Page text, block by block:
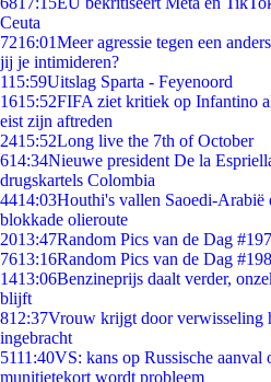
Ceuta
7216:01Meer agressie tegen een
jij je intimideren?
115:59Uitslag Sparta - Feyenoord
1615:52FIFA ziet kritiek op Infantino
eist zijn aftreden
2415:52Long live the 7th of October
614:34Nieuwe president De la
drugskartels Colombia
4414:03Houthi's vallen Saoedi-Arabië
blokkade olieroute
2013:47Random Pics van de Dag
7613:16Random Pics van de Dag
1413:06Benzineprijs daalt verder,
blijft
812:37Vrouw krijgt door verwisseling
ingebracht
5111:40VS: kans op Russische
munitietekort wordt probleem